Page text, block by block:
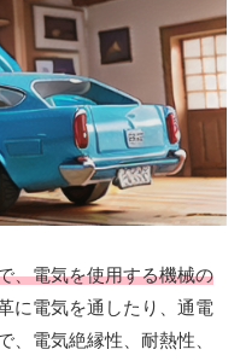
、電気を使用する機械の
に電気を通したり、通電
、電気絶縁性、耐熱性、